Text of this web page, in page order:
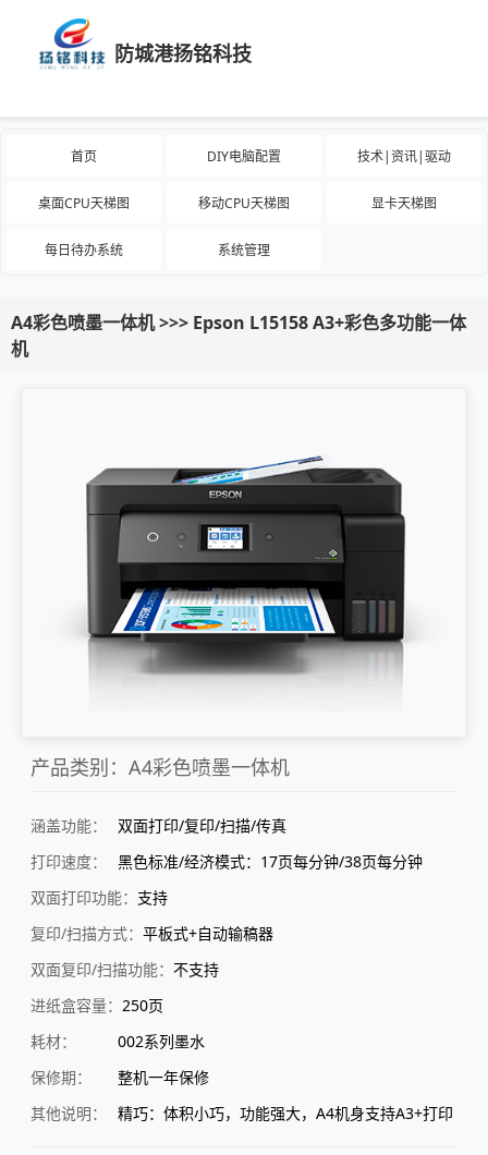
防城港扬铭科技
首页 DIY电脑配置 技术|资讯|驱动
桌面CPU天梯图 移动CPU天梯图 显卡天梯图
每日待办系统 系统管理
A4彩色喷墨一体机 >>> Epson L15158 A3+彩色多功能一体
机
产品类别：A4彩色喷墨一体机
涵盖功能：
双面打印/复印/扫描/传真
打印速度：
黑色标准/经济模式：17页每分钟/38页每分钟
双面打印功能： 支持
复印/扫描方式： 平板式+自动输稿器
双面复印/扫描功能： 不支持
进纸盒容量： 250页
耗材：
002系列墨水
保修期：
整机一年保修
其他说明：
精巧：体积小巧，功能强大，A4机身支持A3+打印